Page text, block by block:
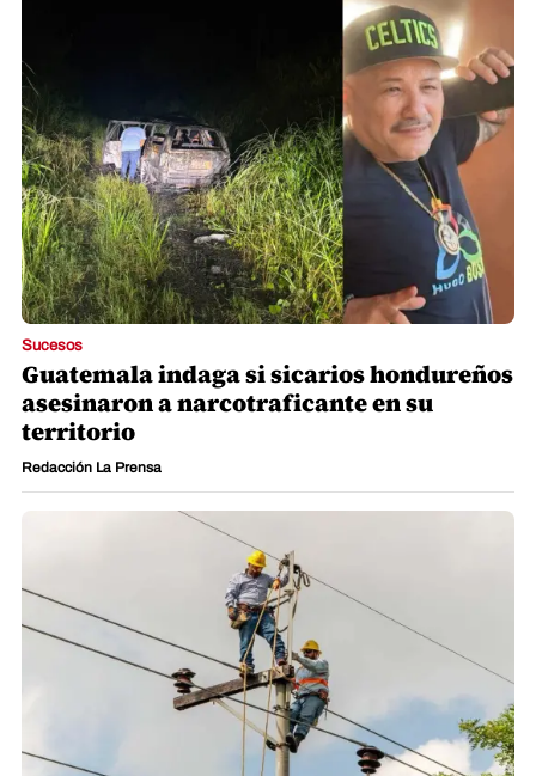
Sucesos
Guatemala indaga si sicarios hondureños
asesinaron a narcotraficante en su
territorio
Redacción La Prensa